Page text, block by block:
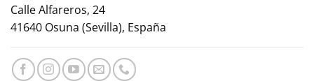
Calle Alfareros, 24
41640 Osuna (Sevilla), España